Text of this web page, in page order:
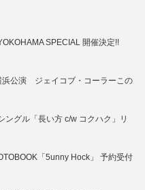
SPECIAL 開催決定!!
公演 ジェイコブ・コーラーこの
ングル「長い方 c/w コクハク」リ
「5unny Hock」 予約受付